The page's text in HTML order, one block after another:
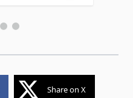
Share on X